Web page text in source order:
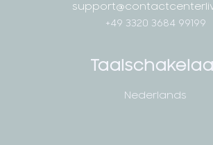
+49 3320 3684 99199
Nederlands